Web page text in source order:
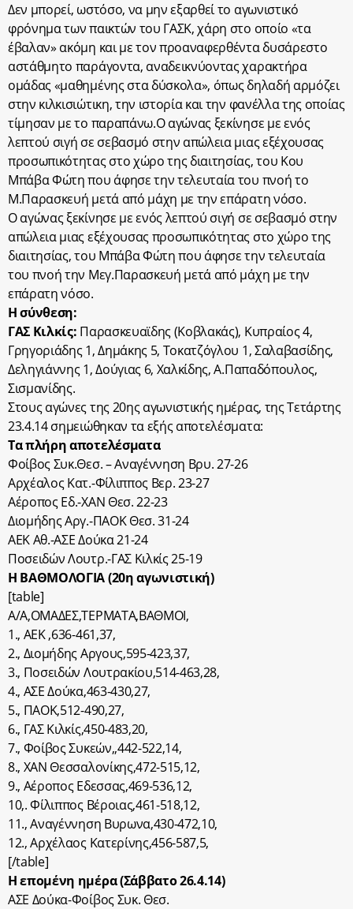
Δεν μπορεί, ωστόσο, να μην εξαρθεί το αγωνιστικό
φρόνημα των παικτών του ΓΑΣΚ, χάρη στο οποίο «τα
έβαλαν» ακόμη και με τον προαναφερθέντα δυσάρεστο
αστάθμητο παράγοντα, αναδεικνύοντας χαρακτήρα
ομάδας «μαθημένης στα δύσκολα», όπως δηλαδή αρμόζει
στην κιλκισιώτικη, την ιστορία και την φανέλλα της οποίας
τίμησαν με το παραπάνω.Ο αγώνας ξεκίνησε με ενός
λεπτού σιγή σε σεβασμό στην απώλεια μιας εξέχουσας
προσωπικότητας στο χώρο της διαιτησίας, του Κου
Μπάβα Φώτη που άφησε την τελευταία του πνοή το
Μ.Παρασκευή μετά από μάχη με την επάρατη νόσο.
Ο αγώνας ξεκίνησε με ενός λεπτού σιγή σε σεβασμό στην
απώλεια μιας εξέχουσας προσωπικότητας στο χώρο της
διαιτησίας, του Μπάβα Φώτη που άφησε την τελευταία
του πνοή την Μεγ.Παρασκευή μετά από μάχη με την
επάρατη νόσο.
Η σύνθεση:
ΓΑΣ Κιλκίς: Παρασκευαϊδης (Κοβλακάς), Κυπραίος 4,
Γρηγοριάδης 1, Δημάκης 5, Τοκατζόγλου 1, Σαλαβασίδης,
Δεληγιάννης 1, Δούγιας 6, Χαλκίδης, Α.Παπαδόπουλος,
Σισμανίδης.
Στους αγώνες της 20ης αγωνιστικής ημέρας, της Τετάρτης
23.4.14 σημειώθηκαν τα εξής αποτελέσματα:
Τα πλήρη αποτελέσματα
Φοίβος Συκ.Θεσ. – Αναγέννηση Βρυ. 27-26
Αρχέαλος Κατ.-Φίλιππος Βερ. 23-27
Αέροπος Εδ.-ΧΑΝ Θεσ. 22-23
Διομήδης Αργ.-ΠΑΟΚ Θεσ. 31-24
ΑΕΚ Αθ.-ΑΣΕ Δούκα 21-24
Ποσειδών Λουτρ.-ΓΑΣ Κιλκίς 25-19
Η ΒΑΘΜΟΛΟΓΙΑ (20η αγωνιστική)
[table]
Α/Α,ΟΜΑΔΕΣ,ΤΕΡΜΑΤΑ,ΒΑΘΜΟΙ,
1., ΑΕΚ ,636-461,37,
2., Διομήδης Αργους,595-423,37,
3., Ποσειδών Λουτρακίου,514-463,28,
4., ΑΣΕ Δούκα,463-430,27,
5., ΠΑΟΚ,512-490,27,
6., ΓΑΣ Κιλκίς,450-483,20,
7., Φοίβος Συκεών,,442-522,14,
8., ΧΑΝ Θεσσαλονίκης,472-515,12,
9., Αέροπος Εδεσσας,469-536,12,
10,. Φίλιππος Βέροιας,461-518,12,
11., Αναγέννηση Βυρωνα,430-472,10,
12., Αρχέλαος Κατερίνης,456-587,5,
[/table]
Η επομένη ημέρα (Σάββατο 26.4.14)
ΑΣΕ Δούκα-Φοίβος Συκ. Θεσ.